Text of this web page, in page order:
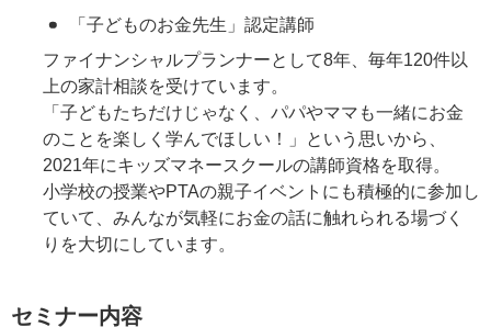
「子どものお金先生」認定講師
ファイナンシャルプランナーとして8年、毎年120件以
上の家計相談を受けています。
「子どもたちだけじゃなく、パパやママも一緒にお金
のことを楽しく学んでほしい！」という思いから、
2021年にキッズマネースクールの講師資格を取得。
小学校の授業やPTAの親子イベントにも積極的に参加し
ていて、みんなが気軽にお金の話に触れられる場づく
りを大切にしています。
セミナー内容